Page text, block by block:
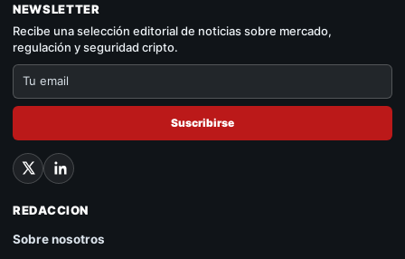
NEWSLETTER
Recibe una selección editorial de noticias sobre mercado,
regulación y seguridad cripto.
Suscribirse
REDACCION
Sobre nosotros